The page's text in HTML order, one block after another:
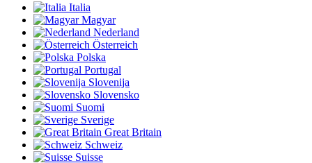
Italia
Magyar
Nederland
Österreich
Polska
Portugal
Slovenija
Slovensko
Suomi
Sverige
Great Britain
Schweiz
Suisse